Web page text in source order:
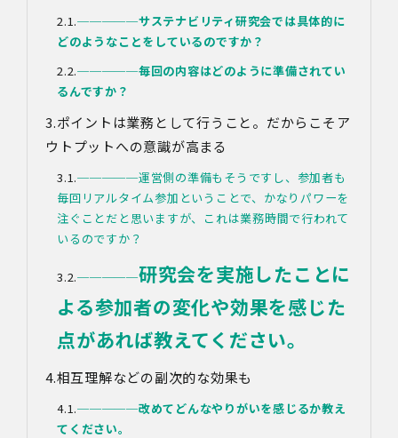
─────サステナビリティ研究会では具体的に
どのようなことをしているのですか？
─────毎回の内容はどのように準備されてい
るんですか？
ポイントは業務として行うこと。だからこそア
ウトプットへの意識が高まる
─────運営側の準備もそうですし、参加者も
毎回リアルタイム参加ということで、かなりパワーを
注ぐことだと思いますが、これは業務時間で行われて
いるのですか？
─────研究会を実施したことに
よる参加者の変化や効果を感じた
点があれば教えてください。
相互理解などの副次的な効果も
─────改めてどんなやりがいを感じるか教え
てください。